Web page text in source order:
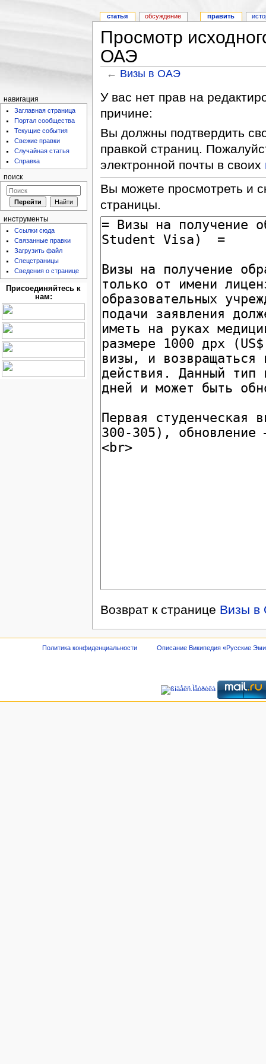
Просмотр
ОАЭ
← Визы в ОАЭ
У вас нет прав на
причине:
Вы должны подтвердить
правкой страниц.
электронной почты в своих
Вы можете просмотреть и
страницы.
Возврат к странице Визы в
статья обсуждение править
навигация
Заглавная страница
Портал сообщества
Текущие события
Свежие правки
Случайная статья
Справка
поиск
инструменты
Ссылки сюда
Связанные правки
Загрузить файл
Спецстраницы
Сведения о странице
Присоединяйтесь к
нам:
Политика конфиденциальности Описание Википедия «Русские